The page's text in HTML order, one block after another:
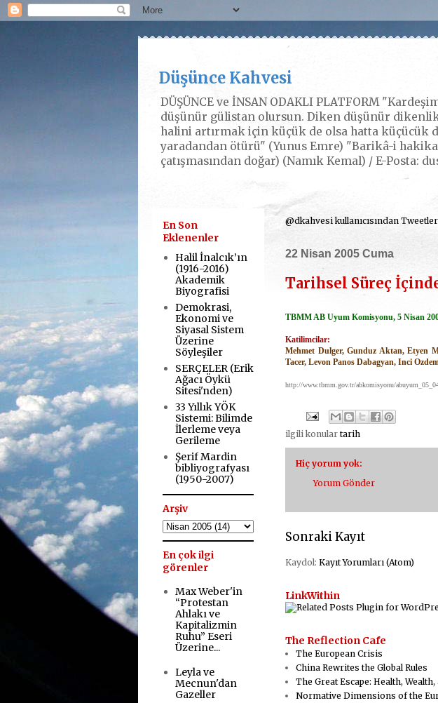
Düşünce Kahvesi
DÜŞÜNCE ve İNSAN ODAKLI PLATFORM
düşünür gülistan olursun. Diken düşünür
halini artırmak için küçük de olsa hatta küçücük
yaradandan ötürü" (Yunus Emre) "Barikâ-i
çatışmasından doğar) (Namık Kemal) / E-Posta:
@dkahvesi kullanıcısından Tweetler
22 Nisan 2005 Cuma
Tarihsel Süreç
TBMM AB Uyum Komisyonu, 5 Nisan
Katilimcilar:
Mehmet Dulger, Gunduz Aktan, Etyen
Tacer, Levon Panos Dabagyan, Inci
http://www.tbmm.gov.tr/abkomisyonu/
ilgili konular tarih
Hiç yorum yok:
Yorum Gönder
Sonraki Kayıt
Kaydol: Kayıt Yorumları (Atom)
LinkWithin
The Reflection Cafe
The European Crisis
China Rewrites the Global Rules
The Great Escape: Health,
Normative Dimensions of the
En Son
Eklenenler
Halil İnalcık’ın
(1916-2016)
Akademik
Biyografisi
Demokrasi,
Ekonomi ve
Siyasal Sistem
Üzerine
Söyleşiler
SERÇELER (Erik
Ağacı Öykü
Sitesi'nden)
33 Yıllık YÖK
Sistemi: Bilimde
İlerleme veya
Gerileme
Şerif Mardin
bibliyografyası
(1950-2007)
Arşiv
En çok ilgi
görenler
Max Weber'in
“Protestan
Ahlakı ve
Kapitalizmin
Ruhu” Eseri
Üzerine...
Leyla ve
Mecnun'dan
Gazeller